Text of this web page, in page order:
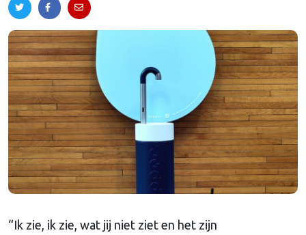
“Ik zie, ik zie, wat jij niet ziet en het zijn